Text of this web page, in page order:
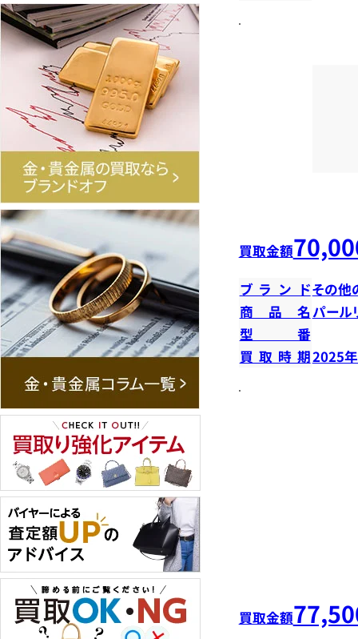
買取金額
ブランドその他
商品名 パール
型番
買取時期2025
買取金額